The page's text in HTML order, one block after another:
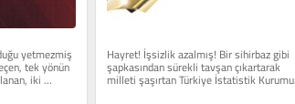
yetmezmiş
tek yönün
iki
Hayret! İşsizlik azalmış! Bir sihirbaz gibi
şapkasından sürekli tavşan çıkartarak
milleti şaşırtan Türkiye İstatistik Kurumu
(TÜİK)...